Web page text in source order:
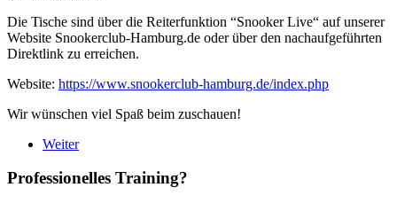
Die Tische sind über die Reiterfunktion “Snooker Live“ auf unserer
Website Snookerclub-Hamburg.de oder über den nachaufgeführten
Direktlink zu erreichen.
Website: https://www.snookerclub-hamburg.de/index.php
Wir wünschen viel Spaß beim zuschauen!
Weiter
Professionelles Training?